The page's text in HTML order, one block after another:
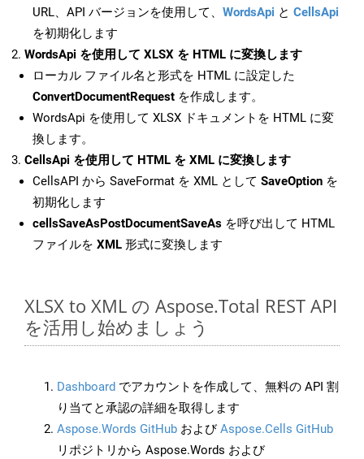
URL、API バージョンを使用して、 WordsApi と CellsApi
を初期化します
WordsApi を使用して XLSX を HTML に変換します
ローカル ファイル名と形式を HTML に設定した
ConvertDocumentRequest を作成します。
WordsApi を使用して XLSX ドキュメントを HTML に変
換します。
CellsApi を使用して HTML を XML に変換します
CellsAPI から SaveFormat を XML として SaveOption を
初期化します
cellsSaveAsPostDocumentSaveAs を呼び出して HTML
ファイルを XML 形式に変換します
XLSX to XML の Aspose.Total REST API
を活用し始めましょう
Dashboard でアカウントを作成して、無料の API 割
り当てと承認の詳細を取得します
Aspose.Words GitHub およびAspose.Cells GitHub
リポジトリから Aspose.Words および